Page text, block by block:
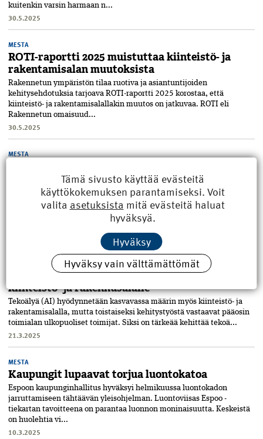
kuitenkin varsin harmaan n...
30.5.2025
MESTA
ROTI-raportti 2025 muistuttaa kiinteistö- ja
rakentamisalan muutoksista
Rakennetun ympäristön tilaa ruotiva ja asiantuntijoiden
kehitysehdotuksia tarjoava ROTI-raportti 2025 korostaa, että
kiinteistö- ja rakentamisalallakin muutos on jatkuvaa. ROTI eli
Rakennetun omaisuud...
30.5.2025
MESTA
Tänä kesänä Oulussa järjestettävät Asuntomessut esittelevät yleisölle
perinteisemmän tarjonnan ohella pieniä hirsirakennuksia ja täysin
valmiina toimitettavia saunoja ja mökkejä. Tämän vuoden
Tekoälyn eettinen pelikirja julkistettiin
kiinteistö- ja rakennusalalle
Tekoälyä (AI) hyödynnetään kasvavassa määrin myös kiinteistö-­ ja
rakentamisalalla, mutta toistaiseksi kehitystyöstä vastaavat pääosin
toimialan ulkopuoliset toimijat. Siksi on tärkeää kehittää teko­ä...
21.3.2025
MESTA
Kaupungit lupaavat torjua luontokatoa
Espoon kaupunginhallitus hyväksyi helmikuussa luontokadon
jarruttamiseen tähtäävän yleisohjelman. Luontoviisas Espoo -
tiekartan tavoitteena on parantaa luonnon moninaisuutta. Keskeistä
on huolehtia vi...
10.3.2025
Tämä sivusto käyttää evästeitä
käyttökokemuksen parantamiseksi. Voit
valita asetuksista mitä evästeitä haluat
hyväksyä.
Hyväksy
Hyväksy vain välttämättömät